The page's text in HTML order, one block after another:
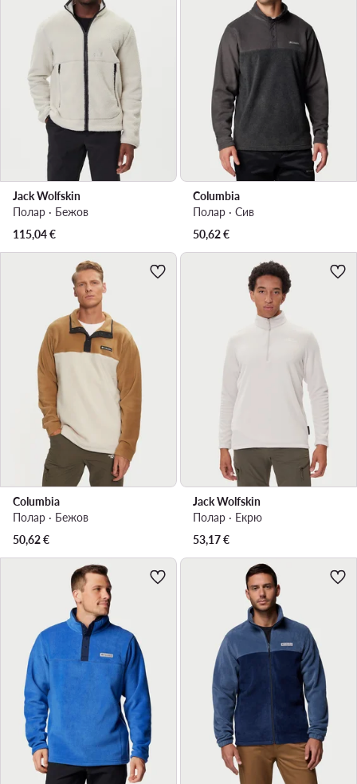
Jack Wolfskin
Полар · Бежов
115,04€
Columbia
Полар · Сив
50,62€
Columbia
Полар · Бежов
50,62€
Jack Wolfskin
Полар · Екрю
53,17€